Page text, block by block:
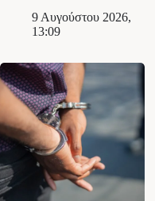
9 Αυγούστου 2026,
13:09